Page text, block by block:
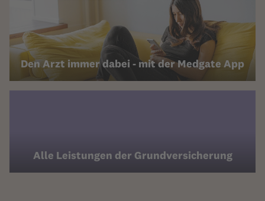
Den Arzt immer dabei - mit der Medgate App
Alle Leistungen der Grundversicherung